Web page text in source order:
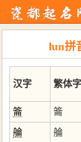
lun拼
汉字 繁体字
䈁 䈁
䑳 䑳